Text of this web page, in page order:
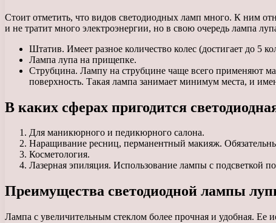
Стоит отметить, что видов светодиодных ламп много. К ним
и не тратит много электроэнергии, но в свою очередь лампа
Штатив. Имеет разное количество колес (достигает до 5
Лампа лупа на прищепке.
Струбцина. Лампу на струбцине чаще всего применяют
поверхность. Такая лампа занимает минимум места, и
В каких сферах пригодится
Для маникюрного и педикюрного салона.
Наращивание ресниц, перманентный макияж.
Косметология.
Лазерная эпиляция. Использование лампы с подсветкой
Преимущества светодиодной лампы
Лампа с увеличительным стеклом более прочная и удобная. Ее